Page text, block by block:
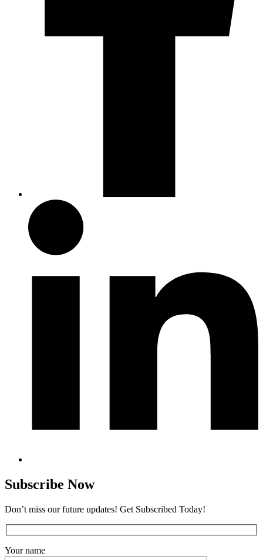
Subscribe Now
Don’t miss our future updates! Get Subscribed Today!
Your name